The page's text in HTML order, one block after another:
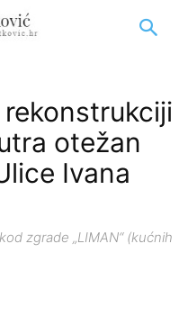
otežan
Ivana
zgrade „LIMAN“ (kućnih